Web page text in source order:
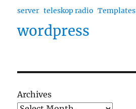
server teleskop radio Templates
wordpress
Archives